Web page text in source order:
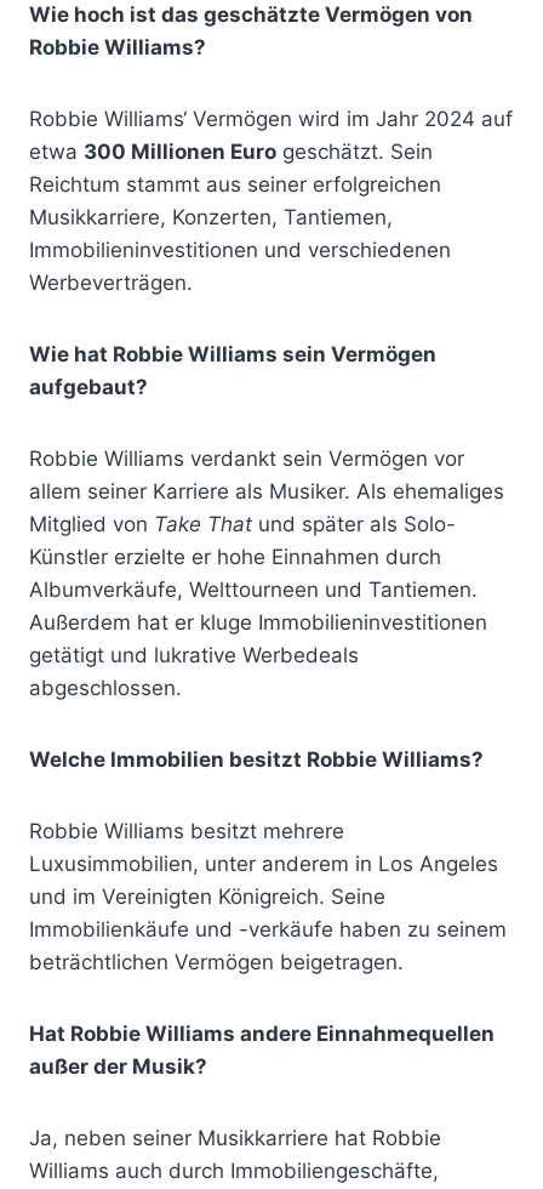
Wie hoch ist das geschätzte Vermögen von
Robbie Williams?
Robbie Williams‘ Vermögen wird im Jahr 2024 auf
etwa 300 Millionen Euro geschätzt. Sein
Reichtum stammt aus seiner erfolgreichen
Musikkarriere, Konzerten, Tantiemen,
Immobilieninvestitionen und verschiedenen
Werbeverträgen.
Wie hat Robbie Williams sein Vermögen
aufgebaut?
Robbie Williams verdankt sein Vermögen vor
allem seiner Karriere als Musiker. Als ehemaliges
Mitglied von Take That und später als Solo-
Künstler erzielte er hohe Einnahmen durch
Albumverkäufe, Welttourneen und Tantiemen.
Außerdem hat er kluge Immobilieninvestitionen
getätigt und lukrative Werbedeals
abgeschlossen.
Welche Immobilien besitzt Robbie Williams?
Robbie Williams besitzt mehrere
Luxusimmobilien, unter anderem in Los Angeles
und im Vereinigten Königreich. Seine
Immobilienkäufe und -verkäufe haben zu seinem
beträchtlichen Vermögen beigetragen.
Hat Robbie Williams andere Einnahmequellen
außer der Musik?
Ja, neben seiner Musikkarriere hat Robbie
Williams auch durch Immobiliengeschäfte,